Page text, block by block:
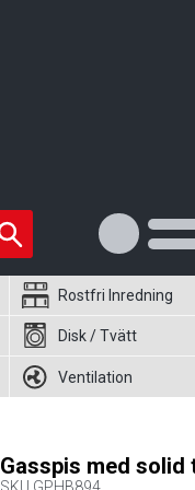
Rostfri Inredning
Disk / Tvätt
Ventilation
Gasspis med solid